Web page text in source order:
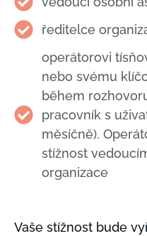
ředitelce
operátorovi
nebo svému
během
pracovník s
měsíčně).
stížnost
organizace
Vaše stížnost bude